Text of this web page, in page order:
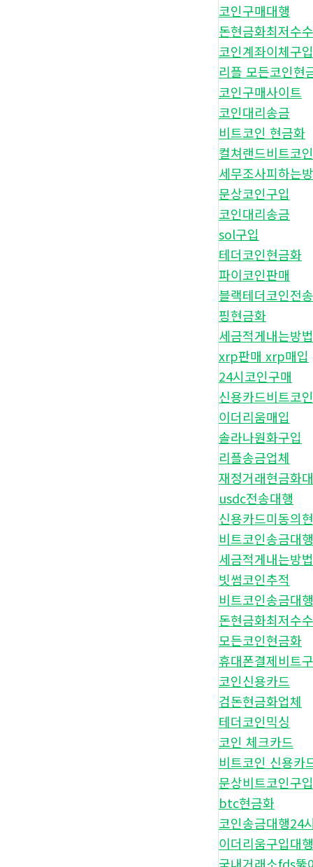
코인구매대행
돈현금화최저수
코인계좌이체구입
리플 모든코인현
코인구매사이트
코인대리송금
비트코인 현금화
컬쳐랜드비트코
세무조사피하는
문상코인구입
코인대리송금
sol구입
테더코인현금화
파이코인판매
블랙테더코인전송
핑현금화
세금적게내는방법
xrp판매 xrp매입
24시코인구매
신용카드비트코
이더리움매입
솔라나원화구입
리플송금업체
재정거래현금화
usdc전송대행
신용카드미동의
비트코인송금대행
세금적게내는방법
빗썸코인추적
비트코인송금대행
돈현금화최저수
모든코인현금화
휴대폰결제비트
코인신용카드
검돈현금화업체
테더코인믹싱
코인 체크카드
비트코인 신용카
문상비트코인구입
btc현금화
코인송금대행24시
이더리움구입대행